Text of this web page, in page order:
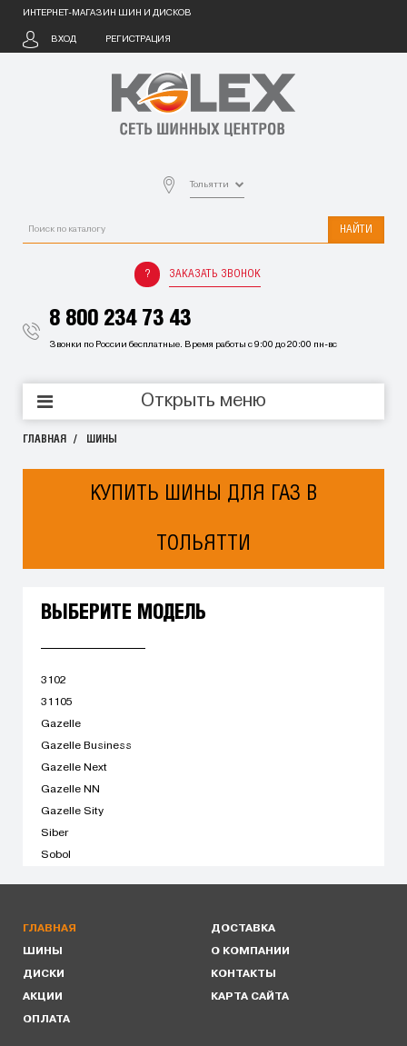
ИНТЕРНЕТ-МАГАЗИН ШИН И ДИСКОВ
ВХОД РЕГИСТРАЦИЯ
Тольятти
НАЙТИ
ЗАКАЗАТЬ ЗВОНОК
8 800 234 73 43
Звонки по России бесплатные. Время работы с 9:00 до 20:00 пн-вс
Открыть меню
ГЛАВНАЯ ШИНЫ
КУПИТЬ ШИНЫ ДЛЯ ГАЗ В
ТОЛЬЯТТИ
ВЫБЕРИТЕ МОДЕЛЬ
3102
31105
Gazelle
Gazelle Business
Gazelle Next
Gazelle NN
Gazelle Sity
Siber
Sobol
ГЛАВНАЯ
ШИНЫ
ДИСКИ
АКЦИИ
ОПЛАТА
ДОСТАВКА
О КОМПАНИИ
КОНТАКТЫ
КАРТА САЙТА